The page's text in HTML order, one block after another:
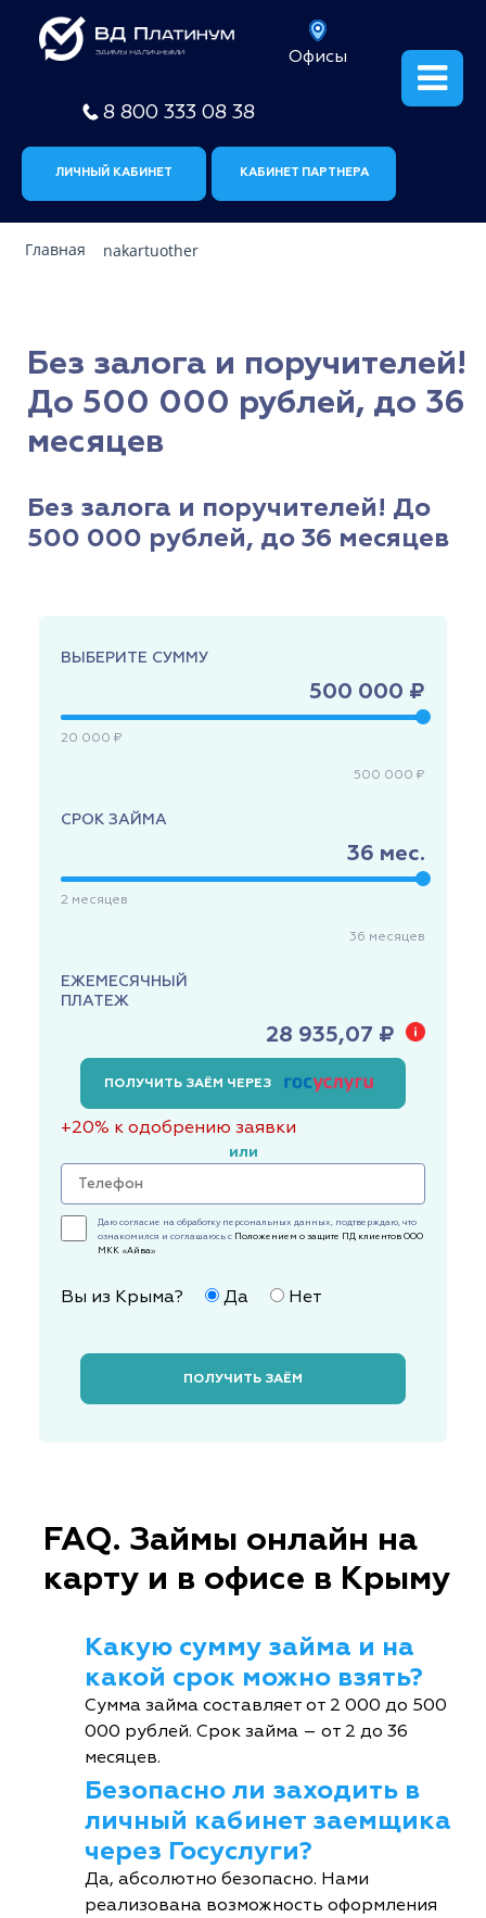
Офисы
8 800 333 08 38
ЛИЧНЫЙ КАБИНЕТ КАБИНЕТ ПАРТНЕРА
Главная nakartuother
Без залога и поручителей!
До 500 000 рублей, до 36
месяцев
Без залога и поручителей! До
500 000 рублей, до 36 месяцев
ВЫБЕРИТЕ СУММУ
500 000 ₽
20 000 ₽
500 000 ₽
СРОК ЗАЙМА
36 мес.
2 месяцев
36 месяцев
ЕЖЕМЕСЯЧНЫЙ
ПЛАТЕЖ
28 935,07 ₽
ПОЛУЧИТЬ ЗАЁМ ЧЕРЕЗ
+20% к одобрению заявки
или
Даю согласие на обработку персональных данных, подтверждаю, что
ознакомился и соглашаюсь с Положением о защите ПД клиентов ООО
МКК «Айва»
Вы из Крыма? Да Нет
ПОЛУЧИТЬ ЗАЁМ
FAQ. Займы онлайн на
карту и в офисе в Крыму
Какую сумму займа и на
какой срок можно взять?
Сумма займа составляет от 2 000 до 500
000 рублей. Срок займа – от 2 до 36
месяцев.
Безопасно ли заходить в
личный кабинет заемщика
через Госуслуги?
Да, абсолютно безопасно. Нами
реализована возможность оформления